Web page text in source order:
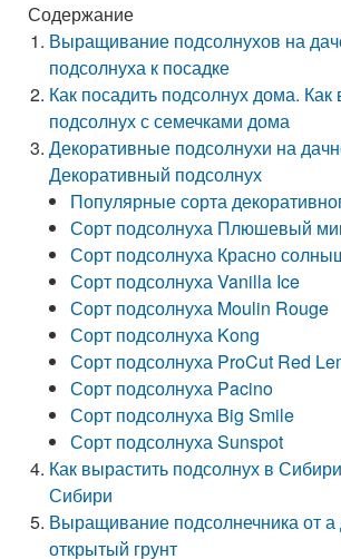
Содержание
Выращивание подсолнухов на
подсолнуха к посадке
Как посадить подсолнух дома. Как
подсолнух с семечками дома
Декоративные подсолнухи на
Декоративный подсолнух
Популярные сорта
Сорт подсолнуха Плюшевый
Сорт подсолнуха Красно
Сорт подсолнуха Vanilla Ice
Сорт подсолнуха Moulin Rouge
Сорт подсолнуха Kong
Сорт подсолнуха ProCut Red
Сорт подсолнуха Pacino
Сорт подсолнуха Big Smile
Сорт подсолнуха Sunspot
Как вырастить подсолнух в
Сибири
Выращивание подсолнечника от
открытый грунт